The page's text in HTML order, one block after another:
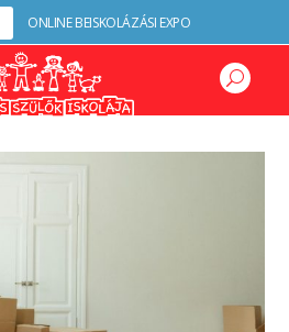
ONLINE BEISKOLÁZÁSI EXPO